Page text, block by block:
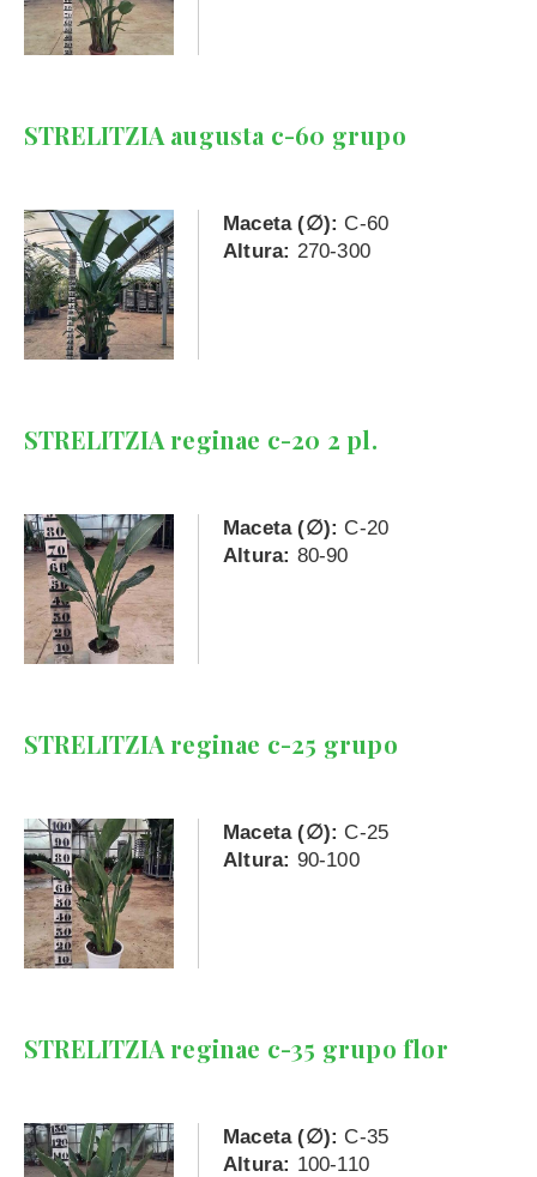
STRELITZIA augusta c-60 grupo
Maceta (∅): C-60
Altura: 270-300
STRELITZIA reginae c-20 2 pl.
Maceta (∅): C-20
Altura: 80-90
STRELITZIA reginae c-25 grupo
Maceta (∅): C-25
Altura: 90-100
STRELITZIA reginae c-35 grupo flor
Maceta (∅): C-35
Altura: 100-110